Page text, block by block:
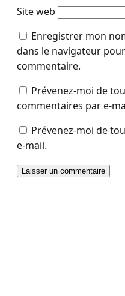
Site web
Enregistrer mon
dans le navigateur
commentaire.
Prévenez-moi de
commentaires par e-
Prévenez-moi de
e-mail.